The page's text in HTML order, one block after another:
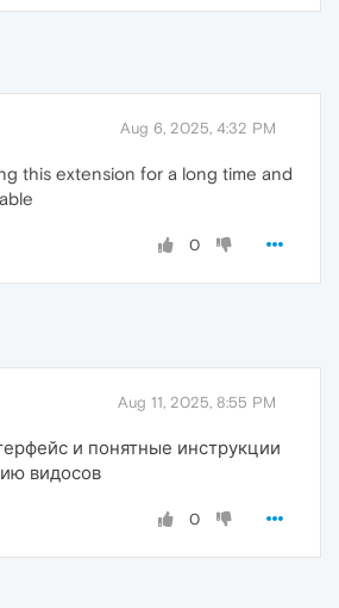
Aug 6, 2025, 4:32 PM
this extension for a long time and
0
Aug 11, 2025, 8:55 PM
и понятные инструкции
видосов
0